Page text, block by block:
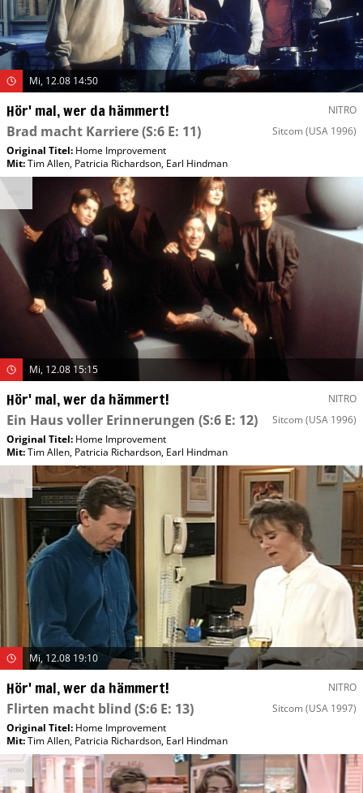
Mi, 12.08 14:50
Hör' mal, wer da hämmert! NITRO
Brad macht Karriere(S:6 E: 11) Sitcom (USA 1996)
Original Titel: Home Improvement
Mit:Tim Allen, Patricia Richardson, Earl Hindman
Mi, 12.08 15:15
Hör' mal, wer da hämmert! NITRO
Ein Haus voller Erinnerungen (S:6 E: 12) Sitcom (USA 1996)
Original Titel: Home Improvement
Mit:Tim Allen, Patricia Richardson, Earl Hindman
Mi, 12.08 19:10
Hör' mal, wer da hämmert! NITRO
Flirten macht blind (S:6 E: 13) Sitcom (USA 1997)
Original Titel: Home Improvement
Mit:Tim Allen, Patricia Richardson, Earl Hindman